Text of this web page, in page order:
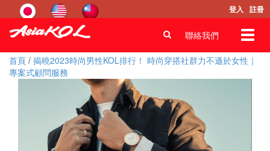
登入 註冊
聯絡我們
首頁 / 揭曉2023時尚男性KOL排行！ 時尚穿搭社群力不遜於女性｜
專案式顧問服務